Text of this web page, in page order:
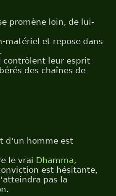
promène loin, de lui-
matériel et repose dans
contrôlent leur esprit
des chaînes de
d'un homme est
le vrai Dhamma,
est hésitante,
pas la